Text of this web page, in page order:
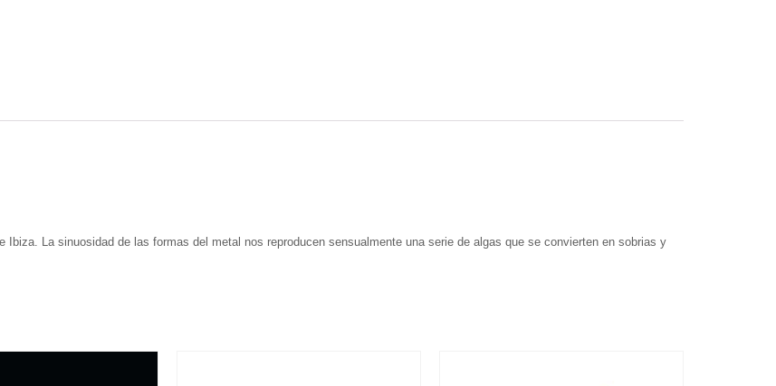
Ibiza. La sinuosidad de las formas del metal nos reproducen sensualmente una serie de algas que se convierten en sobrias y